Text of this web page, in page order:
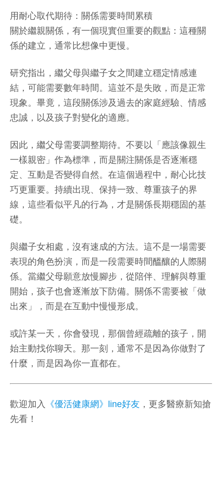
用耐心取代期待：關係需要時間累積
關於繼親關係，有一個現實但重要的觀點：這種關
係的建立，通常比想像中更慢。
研究指出，繼父母與繼子女之間建立穩定情感連
結，可能需要數年時間。這並不是失敗，而是正常
現象。畢竟，這段關係涉及過去的家庭經驗、情感
忠誠，以及孩子對變化的適應。
因此，繼父母需要調整期待。不要以「應該像親生
一樣親密」作為標準，而是關注關係是否逐漸穩
定、互動是否變得自然。在這個過程中，耐心比技
巧更重要。持續出現、保持一致、尊重孩子的界
線，這些看似平凡的行為，才是關係長期穩固的基
礎。
與繼子女相處，沒有速成的方法。這不是一場需要
表現的角色扮演，而是一段需要時間醞釀的人際關
係。當繼父母願意放慢腳步，從陪伴、理解與尊重
開始，孩子也會逐漸放下防備。關係不需要被「做
出來」，而是在互動中慢慢形成。
或許某一天，你會發現，那個曾經疏離的孩子，開
始主動找你聊天。那一刻，通常不是因為你做對了
什麼，而是因為你一直都在。
歡迎加入 《優活健康網》line好友 ，更多醫療新知搶
先看！